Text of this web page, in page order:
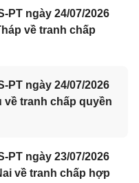
PT ngày 24/07/2026
về tranh chấp
PT ngày 24/07/2026
về tranh chấp quyền
PT ngày 23/07/2026
về tranh chấp hợp